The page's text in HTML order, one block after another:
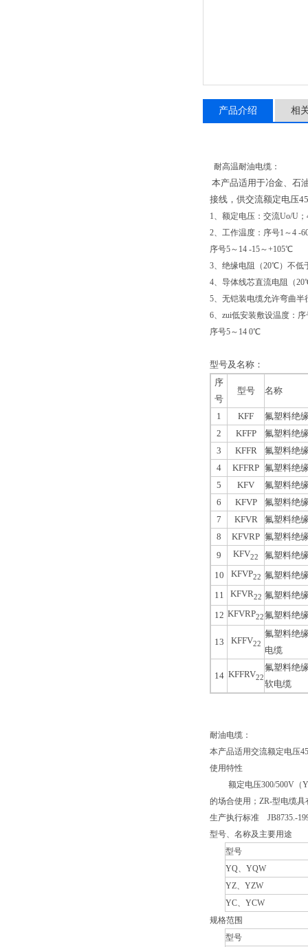
产品介绍 相
耐高温耐油电缆：
本产品适用于冶金、石
接线，供交流额定电压
1、额定电压：交流Uo/U；
2、工作温度：序号1～4 -
序号5～14 -15～+105℃
3、绝缘电阻（20℃）不低
4、导体线芯直流电阻（
5、无铠装电缆允许弯曲
6、zui低安装敷设温度：
序号5～14 0℃
型号及名称：
序
号
型号 名称
1 KFF
氟塑料绝
2
KFFP
氟塑料绝
3
KFFR
氟塑料绝
4
KFFRP 氟塑料绝
5
KFV
氟塑料绝
6
KFVP
氟塑料绝
7
KFVR
氟塑料绝
8
KFVRP 氟塑料绝
9
KFV22
氟塑料绝
10
KFVP22 氟塑料绝
11
KFVR22 氟塑料绝
12 KFVRP22氟塑料绝
13 KFFV22
氟塑料绝
电缆
14 KFFRV22
氟塑料绝
软电缆
耐油电缆：
本产品适用交流额定电压
使用特性
额定电压300/500V（YZ
的场合使用；ZR-型电缆具
生产执行标准 JB8735.-
型号、名称及主要用途
型号
YQ、YQW
YZ、YZW
YC、YCW
规格范围
型号